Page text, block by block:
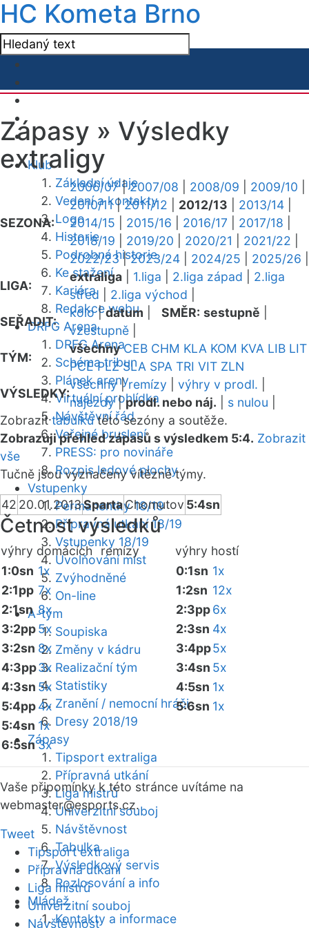
HC Kometa Brno
Klub
Základní údaje
Vedení a kontakty
Logo
Historie
Podrobná historie
Ke stažení
Kariéra
Redakce webu
DRFG Arena
DRFG Arena
Schéma tribun
Plánek areny
Virtuální prohlídka
Návštěvní řád
Veřejné bruslení
PRESS: pro novináře
Rozpis ledové plochy
Vstupenky
Permanentky 18/19
Přípravná utkání 18/19
Vstupenky 18/19
Uvolňování míst
Zvýhodněné
On-line
A-tým
Soupiska
Změny v kádru
Realizační tým
Statistiky
Zranění / nemocní hráči
Dresy 2018/19
Zápasy
Tipsport extraliga
Přípravná utkání
Liga mistrů
Univerzitní souboj
Návštěvnost
Tabulka
Výsledkový servis
Rozlosování a info
Mládež
Kontakty a informace
Zápasy » Výsledky
extraligy
SEZONA:
2006/07|2007/08 2008/09 2009/10
2010/11|2011/12 2012/13 2013/14
2014/15
2015/16 2016/17 2017/18
2018/19
2019/20 2020/21 2021/22
2022/23|2023/24 2024/25 2025/26
LIGA:
extraliga 1.liga 2.liga západ
2.liga
střed
2.liga východ
SEŘADIT:
kolo|datum SMĚR: sestupně
vzestupně
TÝM:
všechny CEB CHM KLA KOM KVA LIB LIT
PCE PLZ SLA SPA TRI VIT ZLN
VÝSLEDKY:
všechny|remízy výhry v prodl.
nájezdy|prodl. nebo náj. s nulou
Zobrazittabulkutéto sezóny a soutěže.
Zobrazuji přehled zápasů s výsledkem 5:4. Zobrazit
vše
Tučně jsou vyznačeny vítězné týmy.
42 20.01.2013SpartaChomutov 5:4sn
Četnost výsledků
výhry domácích remízy výhry hostí
1:0sn 1x
2:1pp 7x
2:1sn 8x
3:2pp5x
3:2sn 8x
4:3pp3x
4:3sn 5x
5:4pp4x
5:4sn 1x
6:5sn 3x
0:1sn 1x
1:2sn 12x
2:3pp6x
2:3sn 4x
3:4pp5x
3:4sn 5x
4:5sn 1x
5:6sn 1x
Vaše připomínky k této stránce uvítáme na
webmaster@esports.cz.
Tweet
Tipsport extraliga
Přípravná utkání
Liga mistrů
Univerzitní souboj
Návštěvnost